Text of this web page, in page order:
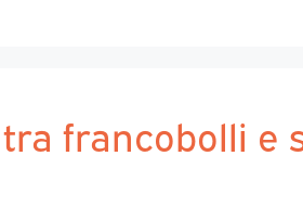
francobolli e